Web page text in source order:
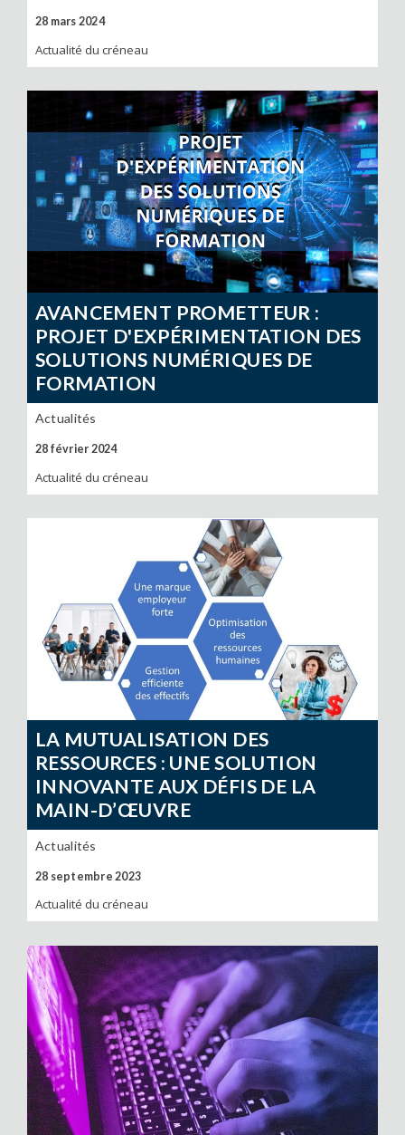
28 mars 2024
Actualité du créneau
AVANCEMENT PROMETTEUR :
PROJET D'EXPÉRIMENTATION DES
SOLUTIONS NUMÉRIQUES DE
FORMATION
Actualités
28 février 2024
Actualité du créneau
LA MUTUALISATION DES
RESSOURCES : UNE SOLUTION
INNOVANTE AUX DÉFIS DE LA
MAIN-D’ŒUVRE
Actualités
28 septembre 2023
Actualité du créneau